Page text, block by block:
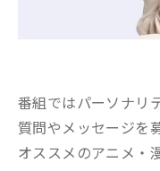
番組ではパーソナリ
質問やメッセージを
オススメのアニメ・